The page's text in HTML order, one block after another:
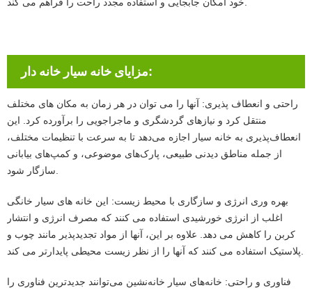
مزایای خانه سیار خانه دار:
راحتی و انعطاف پذیری: آنها را می توان در هر زمان به مکان های مختلف
منتقل کرد و نیازهای گردشگری و ماجراجویی را برآورده کرد. این
انعطاف‌پذیری به خانه سیار اجازه می‌دهد تا به سرعت با تنظیمات مختلف،
از جمله مناطق دیدنی طبیعی، پارک‌های موضوعی، و کمپ‌های بیابانی
بهره وری انرژی و سازگاری با محیط زیست: این خانه های سیار خانگی
اغلب از انرژی خورشیدی استفاده می کنند که مصرف انرژی و انتشار
کربن را کاهش می دهد. علاوه بر این، آنها از مواد تجدیدپذیر مانند چوب و
فناوری و راحتی: خانه‌های سیار خانه‌نشین می‌توانند جدیدترین فناوری را